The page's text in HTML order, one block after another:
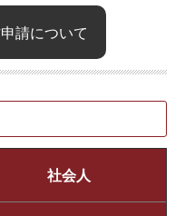
請について
社会人